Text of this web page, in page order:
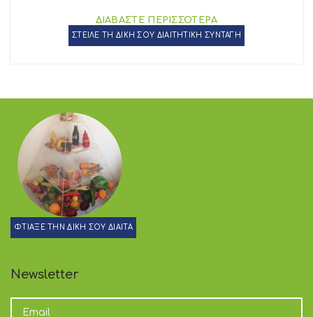
ΔΙΑΒΑΣΤΕ ΠΕΡΙΣΣΟΤΕΡΑ
ΣΤΕΙΛΕ ΤΗ ΔΙΚΗ ΣΟΥ ΔΙΑΙΤΗΤΙΚΗ ΣΥΝΤΑΓΗ
ΦΤΙΑΞΕ ΤΗΝ ΔΙΚΗ ΣΟΥ ΔΙΑΙΤΑ
Newsletter